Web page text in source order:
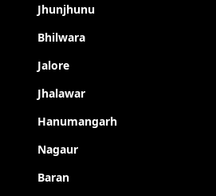
Jhunjhunu
Bhilwara
Jalore
Jhalawar
Hanumangarh
Nagaur
Baran